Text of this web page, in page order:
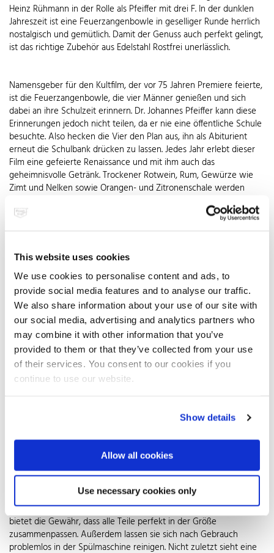
This website uses cookies
We use cookies to personalise content and ads, to
provide social media features and to analyse our traffic.
We also share information about your use of our site with
our social media, advertising and analytics partners who
may combine it with other information that you’ve
provided to them or that they’ve collected from your use
of their services. You consent to our cookies if you
continue to use our website.
Show details
Allow all cookies
Use necessary cookies only
Heinz Rühmann in der Rolle als Pfeiffer mit drei F. In der dunklen
Jahreszeit ist eine Feuerzangenbowle in geselliger Runde herrlich
nostalgisch und gemütlich. Damit der Genuss auch perfekt gelingt,
ist das richtige Zubehör aus Edelstahl Rostfrei unerlässlich.
Namensgeber für den Kultfilm, der vor 75 Jahren Premiere feierte,
ist die Feuerzangenbowle, die vier Männer genießen und sich
dabei an ihre Schulzeit erinnern. Dr. Johannes Pfeiffer kann diese
Erinnerungen jedoch nicht teilen, da er nie eine öffentliche Schule
besuchte. Also hecken die Vier den Plan aus, ihn als Abiturient
erneut die Schulbank drücken zu lassen. Jedes Jahr erlebt dieser
Film eine gefeierte Renaissance und mit ihm auch das
geheimnisvolle Getränk. Trockener Rotwein, Rum, Gewürze wie
Zimt und Nelken sowie Orangen- und Zitronenschale werden
auf einer Edelstahlzange über dem Topf flambiert wird. Dazu wird
Feuerzangenbowle ihren typischen Geschmack. Allerdings will
eine gemütliche Runde mit Feuerzangenbowle ebenso sorgfältig
geplant sein, wie die Streiche von Dr. Pfeiffer. Basis sind neben
einem bauchigen großen Topf aus nichtrostendem Stahl auch ein
Réchaud zum Warmhalten. In ihm kann die Flüssigkeit auch auf
dem Ofen erhitzt – nicht gekocht! – werden, bevor sie auf dem
Tisch serviert wird. Ebenso unverzichtbar ist die Feuerzange, die
quer über den Topf gelegt wird. Sie muss auf den
Topfdurchmesser abgestimmt sein, damit der Zuckerhut nicht
vorzeitig auf Tauchstation geht. In ihrer Mitte hat die leicht nach
unten gewölbte Zange einen oder mehrere Schlitze, durch die der
Zuckerhut gegossen und anschließend die Feuerzangenbowle in
Gläser mit Henkel oder doppelter Wand, damit sich niemand an
dem heißen Getränk die Finger verbrennt. Apropos Finger
verbrennen: Das Anzünden des Rums auf dem Zuckerhut gelingt
leistet auch beim Entzünden der Brennpaste im Réchaud wertvolle
Dienste. Ein Komplettset aus Edelstahl Rostfrei mit Qualitätssiegel
bietet die Gewähr, dass alle Teile perfekt in der Größe
zusammenpassen. Außerdem lassen sie sich nach Gebrauch
problemlos in der Spülmaschine reinigen. Nicht zuletzt sieht eine